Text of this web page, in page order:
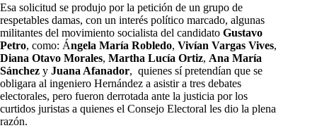
Esa solicitud se produjo por la petición de un grupo de
respetables damas, con un interés político marcado, algunas
militantes del movimiento socialista del candidato Gustavo
Petro, como: Ángela María Robledo, Vivían Vargas Vives,
Diana Otavo Morales, Martha Lucía Ortiz, Ana María
Sánchez y Juana Afanador, quienes sí pretendían que se
obligara al ingeniero Hernández a asistir a tres debates
electorales, pero fueron derrotada ante la justicia por los
curtidos juristas a quienes el Consejo Electoral les dio la plena
razón.